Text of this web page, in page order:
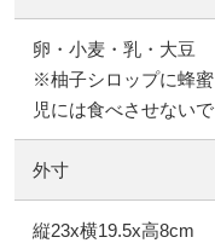
卵・小麦・乳・大豆
※柚子シロップに蜂
児には食べさせないで
外寸
縦23x横19.5x高8cm